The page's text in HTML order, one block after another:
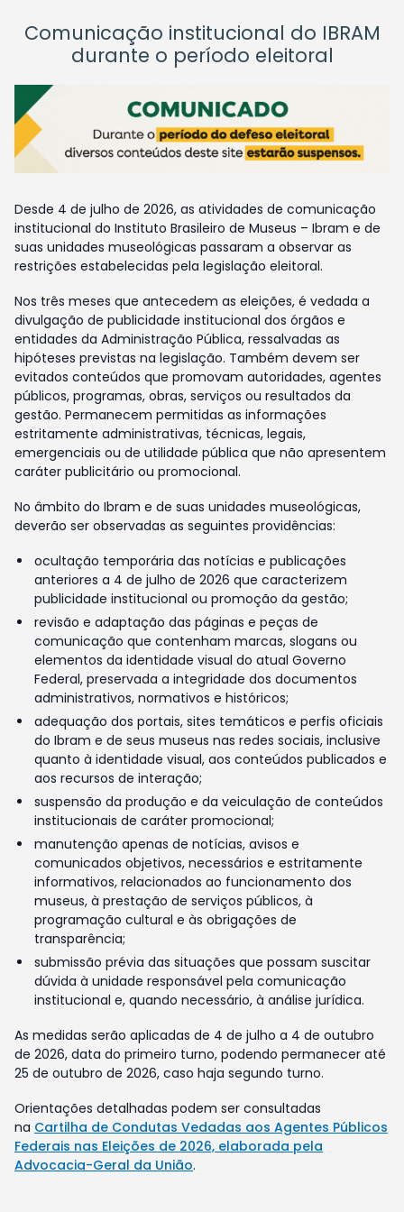
Comunicação institucional do IBRAM
durante o período eleitoral
Desde 4 de julho de 2026, as atividades de comunicação
institucional do Instituto Brasileiro de Museus – Ibram e de
suas unidades museológicas passaram a observar as
restrições estabelecidas pela legislação eleitoral.
Nos três meses que antecedem as eleições, é vedada a
divulgação de publicidade institucional dos órgãos e
entidades da Administração Pública, ressalvadas as
hipóteses previstas na legislação. Também devem ser
evitados conteúdos que promovam autoridades, agentes
públicos, programas, obras, serviços ou resultados da
gestão. Permanecem permitidas as informações
estritamente administrativas, técnicas, legais,
emergenciais ou de utilidade pública que não apresentem
caráter publicitário ou promocional.
No âmbito do Ibram e de suas unidades museológicas,
deverão ser observadas as seguintes providências:
ocultação temporária das notícias e publicações
anteriores a 4 de julho de 2026 que caracterizem
publicidade institucional ou promoção da gestão;
revisão e adaptação das páginas e peças de
comunicação que contenham marcas, slogans ou
elementos da identidade visual do atual Governo
Federal, preservada a integridade dos documentos
administrativos, normativos e históricos;
adequação dos portais, sites temáticos e perfis oficiais
do Ibram e de seus museus nas redes sociais, inclusive
quanto à identidade visual, aos conteúdos publicados e
aos recursos de interação;
suspensão da produção e da veiculação de conteúdos
institucionais de caráter promocional;
manutenção apenas de notícias, avisos e
comunicados objetivos, necessários e estritamente
informativos, relacionados ao funcionamento dos
museus, à prestação de serviços públicos, à
programação cultural e às obrigações de
transparência;
submissão prévia das situações que possam suscitar
dúvida à unidade responsável pela comunicação
institucional e, quando necessário, à análise jurídica.
As medidas serão aplicadas de 4 de julho a 4 de outubro
de 2026, data do primeiro turno, podendo permanecer até
25 de outubro de 2026, caso haja segundo turno.
Orientações detalhadas podem ser consultadas
na Cartilha de Condutas Vedadas aos Agentes Públicos
Federais nas Eleições de 2026, elaborada pela
Advocacia-Geral da União.